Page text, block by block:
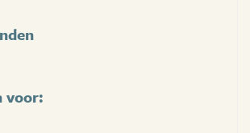
voor: